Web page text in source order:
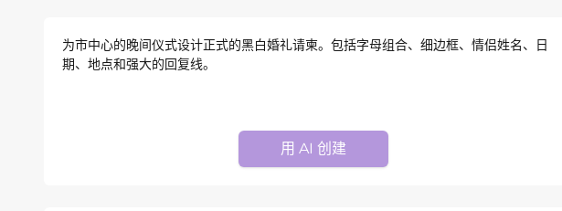
为市中心的晚间仪式设计正式的黑白婚礼请柬。包括字母组合、细边框、情侣姓名、日
期、地点和强大的回复线。
用 AI 创建